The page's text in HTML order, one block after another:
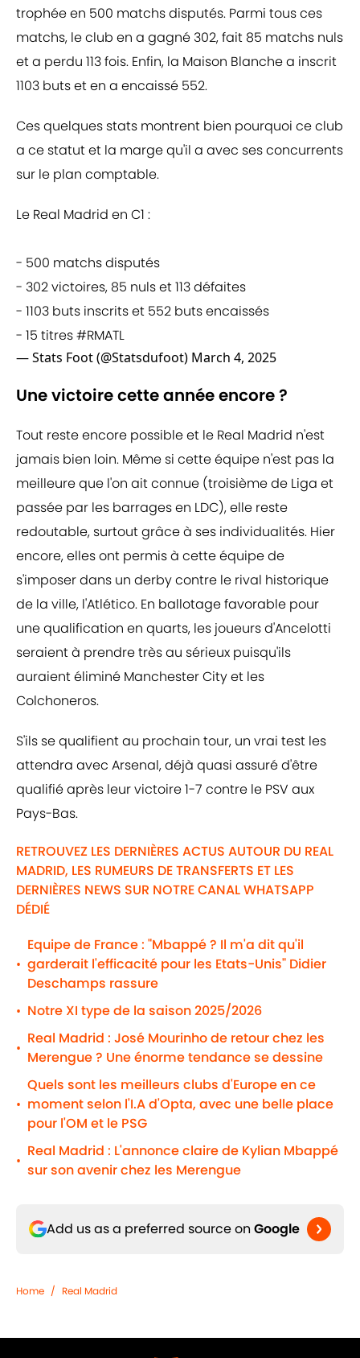
trophée en 500 matchs disputés. Parmi tous ces
matchs, le club en a gagné 302, fait 85 matchs nuls
et a perdu 113 fois. Enfin, la Maison Blanche a inscrit
1103 buts et en a encaissé 552.
Ces quelques stats montrent bien pourquoi ce club
a ce statut et la marge qu'il a avec ses concurrents
sur le plan comptable.
Le Real Madrid en C1 :
- 500 matchs disputés
- 302 victoires, 85 nuls et 113 défaites
- 1103 buts inscrits et 552 buts encaissés
- 15 titres#RMATL
— Stats Foot (@Statsdufoot) March 4, 2025
Une victoire cette année encore ?
Tout reste encore possible et le Real Madrid n'est
jamais bien loin. Même si cette équipe n'est pas la
meilleure que l'on ait connue (troisième de Liga et
passée par les barrages en LDC), elle reste
redoutable, surtout grâce à ses individualités. Hier
encore, elles ont permis à cette équipe de
s'imposer dans un derby contre le rival historique
de la ville, l'Atlético. En ballotage favorable pour
une qualification en quarts, les joueurs d'Ancelotti
seraient à prendre très au sérieux puisqu'ils
auraient éliminé Manchester City et les
Colchoneros.
S'ils se qualifient au prochain tour, un vrai test les
attendra avec Arsenal, déjà quasi assuré d'être
qualifié après leur victoire 1-7 contre le PSV aux
Pays-Bas.
RETROUVEZ LES DERNIÈRES ACTUS AUTOUR DU REAL
MADRID, LES RUMEURS DE TRANSFERTS ET LES
DERNIÈRES NEWS SUR NOTRE CANAL WHATSAPP
DÉDIÉ
•
Equipe de France : "Mbappé ? Il m'a dit qu'il
garderait l'efficacité pour les Etats-Unis" Didier
Deschamps rassure
• Notre XI type de la saison 2025/2026
•
Real Madrid : José Mourinho de retour chez les
Merengue ? Une énorme tendance se dessine
•
Quels sont les meilleurs clubs d'Europe en ce
moment selon l'I.A d'Opta, avec une belle place
pour l'OM et le PSG
•
Real Madrid : L'annonce claire de Kylian Mbappé
sur son avenir chez les Merengue
Add us as a preferred source on Google
Home / Real Madrid